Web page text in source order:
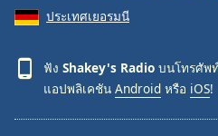
ประเทศเยอรมนี
ฟัง Shakey's Radio บนโทรศัพ
แอปพลิเคชัน Android หรือ iOS!